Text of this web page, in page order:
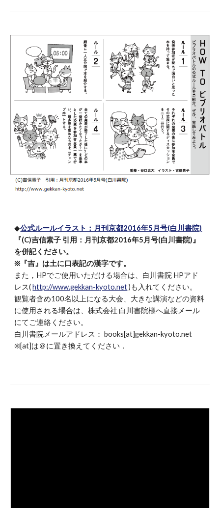
◆公式ルールイラスト：月刊京都2016年5月号(白川書院)
『(C)吉信素子 引用：月刊京都2016年5月号(白川書院)』
を併記ください。
※『吉』は土に口表記の漢字です。
また，HPでご使用いただける場合は、白川書院 HPアド
レス(http://www.gekkan-kyoto.net )も入れてください。
観覧者含め100名以上になる大会、大きな講演などの資料
に使用される場合は、株式会社 白川書院様へ直接メール
にてご連絡ください。
白川書院メールアドレス： books[at]gekkan-kyoto.net
※[at]は＠に置き換えてください．